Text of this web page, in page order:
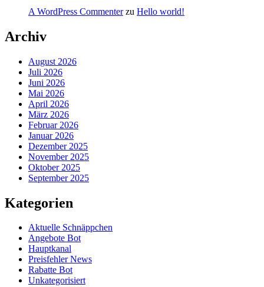
A WordPress Commenterzu Hello world!
Archiv
August 2026
Juli 2026
Juni 2026
Mai 2026
April 2026
März 2026
Februar 2026
Januar 2026
Dezember 2025
November 2025
Oktober 2025
September 2025
Kategorien
Aktuelle Schnäppchen
Angebote Bot
Hauptkanal
Preisfehler News
Rabatte Bot
Unkategorisiert